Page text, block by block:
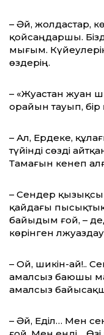
– Әй, жолдастар,
қойсаңдаршы.
мығым.
өздерің.
– «Жуастан жуан
орайын тауып,
– Ал, Ердеке,
түйінді сөзді
Тамағын кенеп
– Сендер
қайдағы
байыдым ғой, –
көрінген
– Ой, шикін-ай!..
амалсыз баюшы ма
амалсыз
– Әй, Еділ… Мен